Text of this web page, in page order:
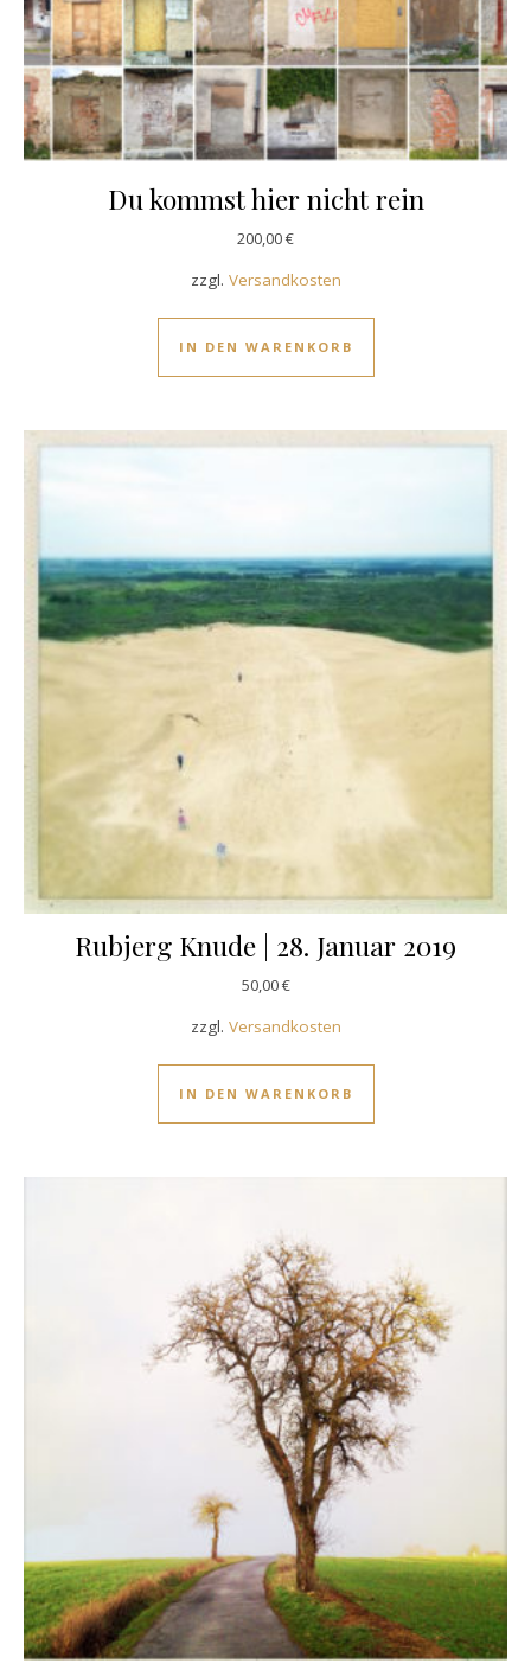
Du kommst hier nicht rein
200,00€
zzgl. Versandkosten
IN DEN WARENKORB
Rubjerg Knude | 28. Januar 2019
50,00€
zzgl. Versandkosten
IN DEN WARENKORB